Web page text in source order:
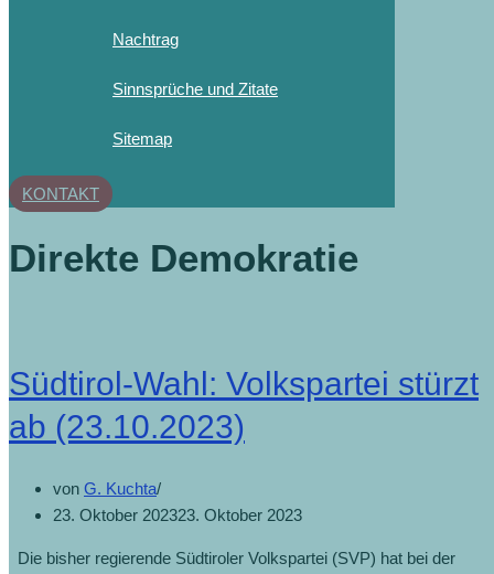
Nachtrag
Sinnsprüche und Zitate
Sitemap
KONTAKT
Direkte Demokratie
Südtirol-Wahl: Volkspartei stürzt
ab (23.10.2023)
von G. Kuchta
23. Oktober 202323. Oktober 2023
Die bisher regierende Südtiroler Volkspartei (SVP) hat bei der